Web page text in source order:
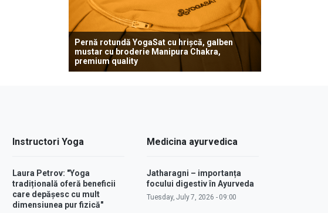
Pernă rotundă YogaSat cu hrișcă, galben
mustar cu broderie Manipura Chakra,
premium quality
Instructori Yoga
Laura Petrov: "Yoga
tradițională oferă beneficii
care depășesc cu mult
dimensiunea pur fizică"
Medicina ayurvedica
Jatharagni – importanța
focului digestiv în Ayurveda
Tuesday, July 7, 2026 - 09:00